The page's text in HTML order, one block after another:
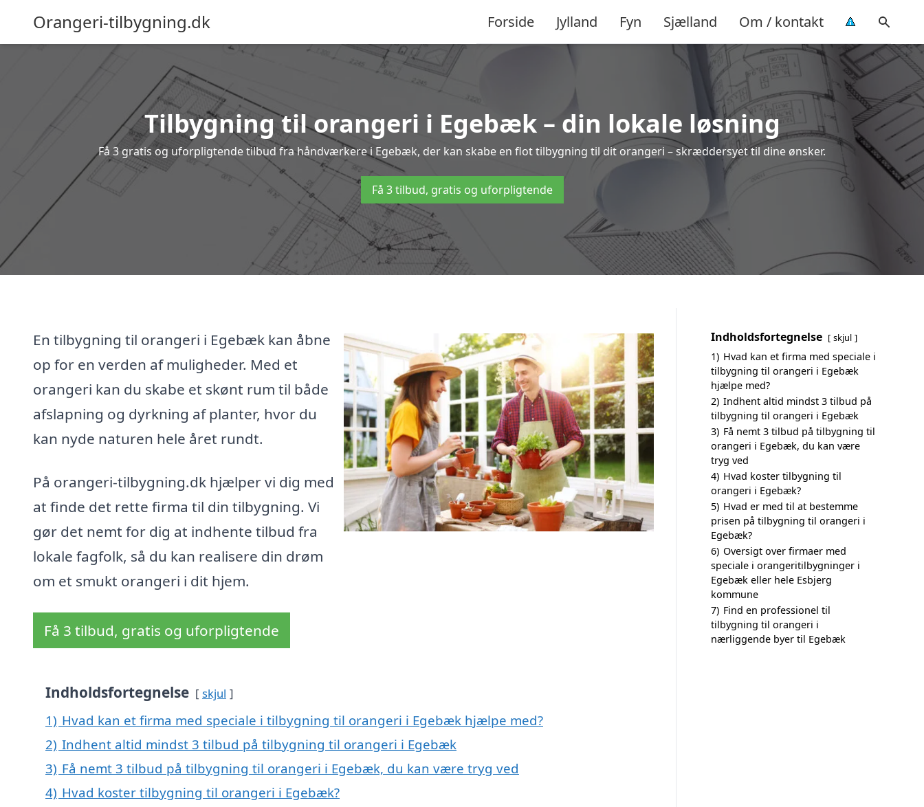
Orangeri-tilbygning.dk Forside Jylland Fyn Sjælland Om / kontakt
Tilbygning til orangeri i Egebæk – din lokale løsning
Få 3 gratis og uforpligtende tilbud fra håndværkere i Egebæk, der kan skabe en flot tilbygning til dit orangeri – skræddersyet til dine ønsker.
Få 3 tilbud, gratis og uforpligtende
En tilbygning til orangeri i Egebæk kan åbne
op for en verden af muligheder. Med et
orangeri kan du skabe et skønt rum til både
afslapning og dyrkning af planter, hvor du
kan nyde naturen hele året rundt.
På orangeri-tilbygning.dk hjælper vi dig med
at finde det rette firma til din tilbygning. Vi
gør det nemt for dig at indhente tilbud fra
lokale fagfolk, så du kan realisere din drøm
om et smukt orangeri i dit hjem.
Få 3 tilbud, gratis og uforpligtende
Indholdsfortegnelse skjul
1) Hvad kan et firma med speciale i tilbygning til orangeri i Egebæk hjælpe med?
2) Indhent altid mindst 3 tilbud på tilbygning til orangeri i Egebæk
3) Få nemt 3 tilbud på tilbygning til orangeri i Egebæk, du kan være tryg ved
4) Hvad koster tilbygning til orangeri i Egebæk?
Indholdsfortegnelse skjul
1) Hvad kan et firma med speciale i
tilbygning til orangeri i Egebæk
hjælpe med?
2) Indhent altid mindst 3 tilbud på
tilbygning til orangeri i Egebæk
3) Få nemt 3 tilbud på tilbygning til
orangeri i Egebæk, du kan være
tryg ved
4) Hvad koster tilbygning til
orangeri i Egebæk?
5) Hvad er med til at bestemme
prisen på tilbygning til orangeri i
Egebæk?
6) Oversigt over firmaer med
speciale i orangeritilbygninger i
Egebæk eller hele Esbjerg
kommune
7) Find en professionel til
tilbygning til orangeri i
nærliggende byer til Egebæk